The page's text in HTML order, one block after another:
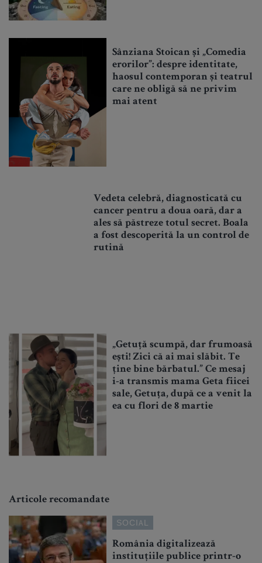
Sânziana Stoican și „Comedia
erorilor”: despre identitate,
haosul contemporan și teatrul
care ne obligă să ne privim
mai atent
Vedeta celebră, diagnosticată cu
cancer pentru a doua oară, dar a
ales să păstreze totul secret. Boala
a fost descoperită la un control de
rutină
„Getuță scumpă, dar frumoasă
ești! Zici că ai mai slăbit. Te
ține bine bărbatul.” Ce mesaj
i-a transmis mama Geta fiicei
sale, Getuța, după ce a venit la
ea cu flori de 8 martie
Articole recomandate
SOCIAL
România digitalizează
instituțiile publice printr-o